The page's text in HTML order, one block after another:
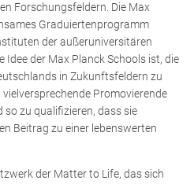
Forschungsfeldern. Die Max
Graduiertenprogramm
der außeruniversitären
der Max Planck Schools ist, die
in Zukunftsfeldern zu
Promovierende
so zu qualifizieren, dass sie
Beitrag zu einer lebenswerten
der Matter to Life, das sich